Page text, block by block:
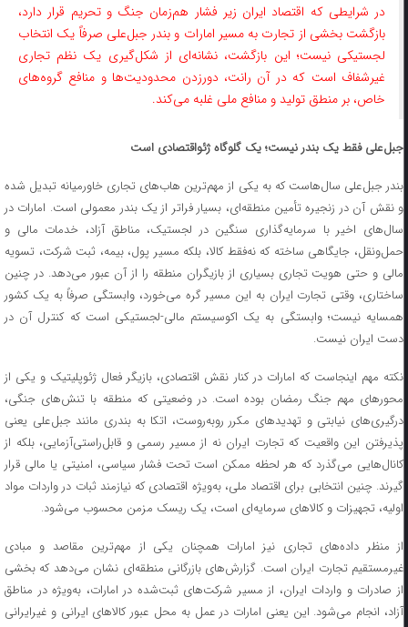
در شرایطی که اقتصاد ایران زیر فشار هم‌زمان جنگ و تحریم قرار دارد،
بازگشت بخشی از تجارت به مسیر امارات و بندر جبل‌علی صرفاً یک انتخاب
لجستیکی نیست؛ این بازگشت، نشانه‌ای از شکل‌گیری یک نظم تجاری
غیرشفاف است که در آن رانت، دورزدن محدودیت‌ها و منافع گروه‌های
خاص، بر منطق تولید و منافع ملی غلبه می‌کند.
جبل‌علی فقط یک بندر نیست؛ یک گلوگاه ژئواقتصادی است
بندر جبل‌علی سال‌هاست که به یکی از مهم‌ترین هاب‌های تجاری خاورمیانه تبدیل شده
و نقش آن در زنجیره تأمین منطقه‌ای، بسیار فراتر از یک بندر معمولی است. امارات در
سال‌های اخیر با سرمایه‌گذاری سنگین در لجستیک، مناطق آزاد، خدمات مالی و
حمل‌ونقل، جایگاهی ساخته که نه‌فقط کالا، بلکه مسیر پول، بیمه، ثبت شرکت، تسویه
مالی و حتی هویت تجاری بسیاری از بازیگران منطقه را از آن عبور می‌دهد. در چنین
ساختاری، وقتی تجارت ایران به این مسیر گره می‌خورد، وابستگی صرفاً به یک کشور
همسایه نیست؛ وابستگی به یک اکوسیستم مالی-لجستیکی است که کنترل آن در
دست ایران نیست.
نکته مهم اینجاست که امارات در کنار نقش اقتصادی، بازیگر فعال ژئوپلیتیک و یکی از
محورهای مهم جنگ رمضان بوده است. در وضعیتی که منطقه با تنش‌های جنگی،
درگیری‌های نیابتی و تهدیدهای مکرر روبه‌روست، اتکا به بندری مانند جبل‌علی یعنی
پذیرفتن این واقعیت که تجارت ایران نه از مسیر رسمی و قابل‌راستی‌آزمایی، بلکه از
کانال‌هایی می‌گذرد که هر لحظه ممکن است تحت فشار سیاسی، امنیتی یا مالی قرار
گیرند. چنین انتخابی برای اقتصاد ملی، به‌ویژه اقتصادی که نیازمند ثبات در واردات مواد
اولیه، تجهیزات و کالاهای سرمایه‌ای است، یک ریسک مزمن محسوب می‌شود.
از منظر داده‌های تجاری نیز امارات همچنان یکی از مهم‌ترین مقاصد و مبادی
غیرمستقیم تجارت ایران است. گزارش‌های بازرگانی منطقه‌ای نشان می‌دهد که بخشی
از صادرات و واردات ایران، از مسیر شرکت‌های ثبت‌شده در امارات، به‌ویژه در مناطق
آزاد، انجام می‌شود. این یعنی امارات در عمل به محل عبور کالاهای ایرانی و غیرایرانی